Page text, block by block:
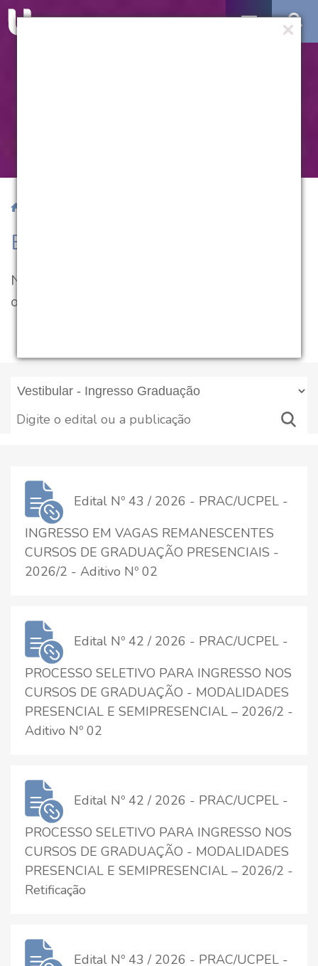
Editais e Publicações Oficiais
Neste espaço você encontra as comunicações
oficiais da UCPel.
Edital Nº 43 / 2026 - PRAC/UCPEL -
INGRESSO EM VAGAS REMANESCENTES
CURSOS DE GRADUAÇÃO PRESENCIAIS -
2026/2 - Aditivo Nº 02
Edital Nº 42 / 2026 - PRAC/UCPEL -
PROCESSO SELETIVO PARA INGRESSO NOS
CURSOS DE GRADUAÇÃO - MODALIDADES
PRESENCIAL E SEMIPRESENCIAL – 2026/2 -
Aditivo Nº 02
Edital Nº 42 / 2026 - PRAC/UCPEL -
PROCESSO SELETIVO PARA INGRESSO NOS
CURSOS DE GRADUAÇÃO - MODALIDADES
PRESENCIAL E SEMIPRESENCIAL – 2026/2 -
Retificação
Edital Nº 43 / 2026 - PRAC/UCPEL -